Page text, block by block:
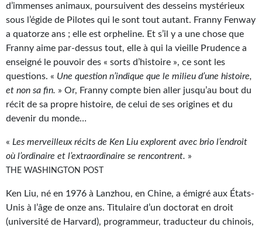
En numérique
S'abonner
Les critiques
Le blog
Le prix des lecteurs
GOODIES
Goodies Gotland
Tirages d’art Une Heure-Lumière
PLUS
d’immenses animaux, poursuivent des desseins mystérieux
sous l’égide de Pilotes qui le sont tout autant. Franny Fenway
a quatorze ans ; elle est orpheline. Et s’il y a une chose que
Franny aime par-dessus tout, elle à qui la vieille Prudence a
enseigné le pouvoir des « sorts d’histoire », ce sont les
questions. « Une question n’indique que le milieu d’une histoire,
et non sa fin. » Or, Franny compte bien aller jusqu’au bout du
récit de sa propre histoire, de celui de ses origines et du
devenir du monde…
« Les merveilleux récits de Ken Liu explorent avec brio l’endroit
où l’ordinaire et l’extraordinaire se rencontrent. »
THE WASHINGTON POST
Ken Liu, né en 1976 à Lanzhou, en Chine, a émigré aux États-
Unis à l’âge de onze ans. Titulaire d’un doctorat en droit
(université de Harvard), programmeur, traducteur du chinois,